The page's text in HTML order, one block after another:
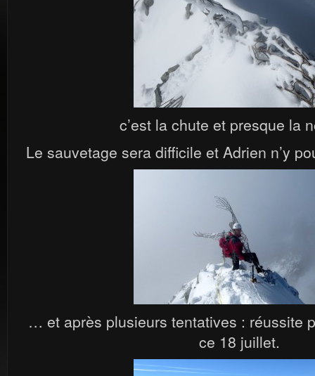
c’est la chute et presque la
Le sauvetage sera difficile et Adrien n’y
… et après plusieurs tentatives : réussite
ce 18 juillet.